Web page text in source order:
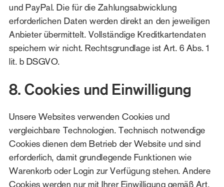
und PayPal. Die für die Zahlungsabwicklung
erforderlichen Daten werden direkt an den jeweiligen
Anbieter übermittelt. Vollständige Kreditkartendaten
speichern wir nicht. Rechtsgrundlage ist Art. 6 Abs. 1
lit. b DSGVO.
8. Cookies und Einwilligung
Unsere Websites verwenden Cookies und
vergleichbare Technologien. Technisch notwendige
Cookies dienen dem Betrieb der Website und sind
erforderlich, damit grundlegende Funktionen wie
Warenkorb oder Login zur Verfügung stehen. Andere
Cookies werden nur mit Ihrer Einwilligung gemäß Art.